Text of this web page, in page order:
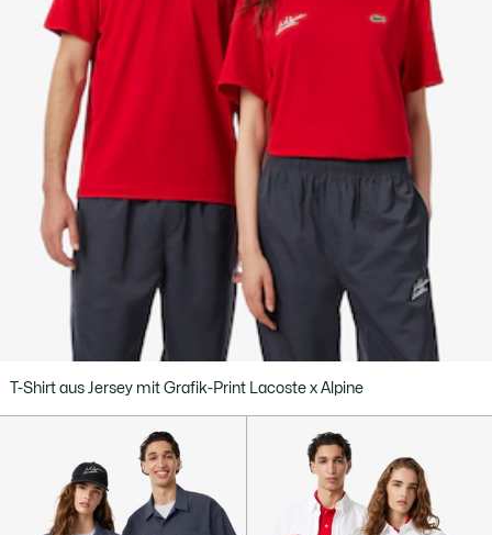
T-Shirt aus Jersey mit Grafik-Print Lacoste x Alpine